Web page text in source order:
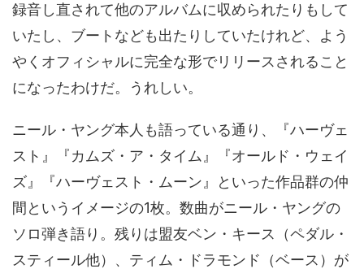
録音し直されて他のアルバムに収められたりもして
いたし、ブートなども出たりしていたけれど、よう
やくオフィシャルに完全な形でリリースされること
になったわけだ。うれしい。
ニール・ヤング本人も語っている通り、『ハーヴェ
スト』『カムズ・ア・タイム』『オールド・ウェイ
ズ』『ハーヴェスト・ムーン』といった作品群の仲
間というイメージの1枚。数曲がニール・ヤングの
ソロ弾き語り。残りは盟友ベン・キース（ペダル・
スティール他）、ティム・ドラモンド（ベース）が